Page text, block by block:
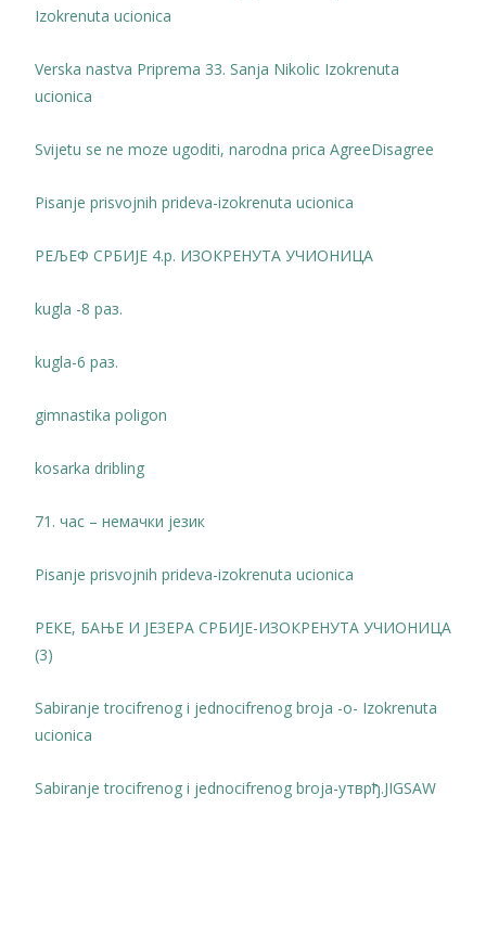
Izokrenuta ucionica
Verska nastva Priprema 33. Sanja Nikolic Izokrenuta
ucionica
Svijetu se ne moze ugoditi, narodna prica AgreeDisagree
Pisanje prisvojnih prideva-izokrenuta ucionica
РЕЉЕФ СРБИЈЕ 4.р. ИЗОКРЕНУТА УЧИОНИЦА
kugla -8 раз.
kugla-6 раз.
gimnastika poligon
kosarka dribling
71. час – немачки језик
Pisanje prisvojnih prideva-izokrenuta ucionica
РЕКЕ, БАЊЕ И ЈЕЗЕРА СРБИЈЕ-ИЗОКРЕНУТА УЧИОНИЦА
(3)
Sabiranje trocifrenog i jednocifrenog broja -о- Izokrenuta
ucionica
Sabiranje trocifrenog i jednocifrenog broja-утврђ.JIGSAW